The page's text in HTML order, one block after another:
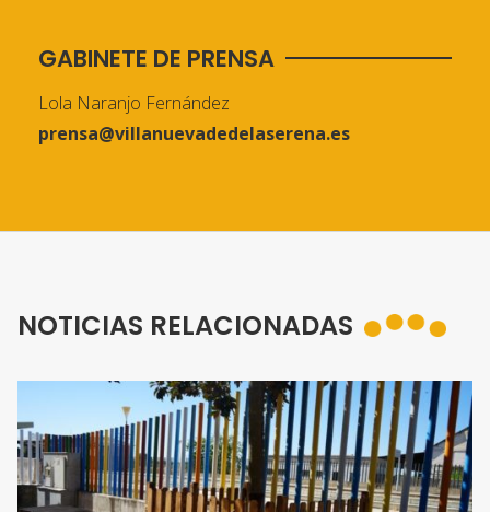
GABINETE DE PRENSA
Lola Naranjo Fernández
prensa@villanuevadedelaserena.es
NOTICIAS RELACIONADAS